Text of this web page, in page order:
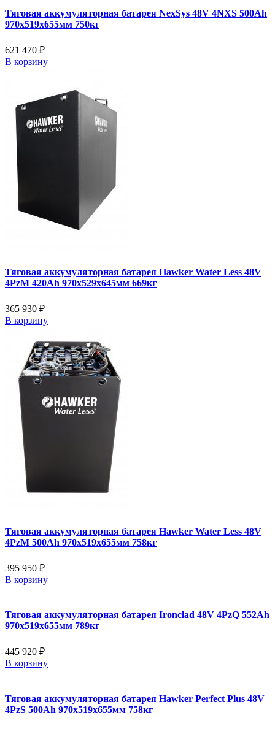
Тяговая аккумуляторная батарея NexSys 48V 4NXS 500Ah
970х519х655мм 750кг
621 470 ₽
В корзину
Тяговая аккумуляторная батарея Hawker Water Less 48V
4PzM 420Ah 970x529x645мм 669кг
365 930 ₽
В корзину
Тяговая аккумуляторная батарея Hawker Water Less 48V
4PzM 500Ah 970x519x655мм 758кг
395 950 ₽
В корзину
Тяговая аккумуляторная батарея Ironclad 48V 4PzQ 552Ah
970x519x655мм 789кг
445 920 ₽
В корзину
Тяговая аккумуляторная батарея Hawker Perfect Plus 48V
4PzS 500Ah 970x519x655мм 758кг